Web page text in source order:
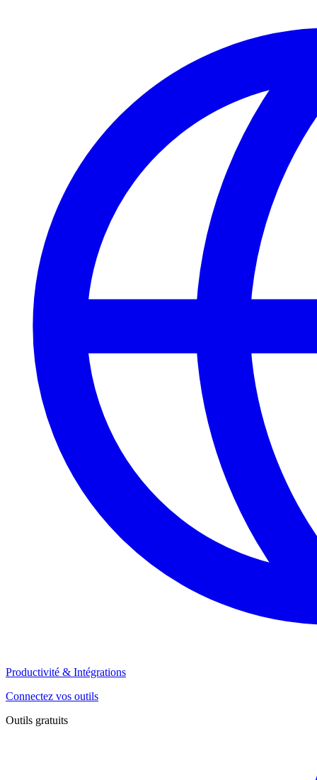
Productivité & Intégrations
Connectez vos outils
Outils gratuits